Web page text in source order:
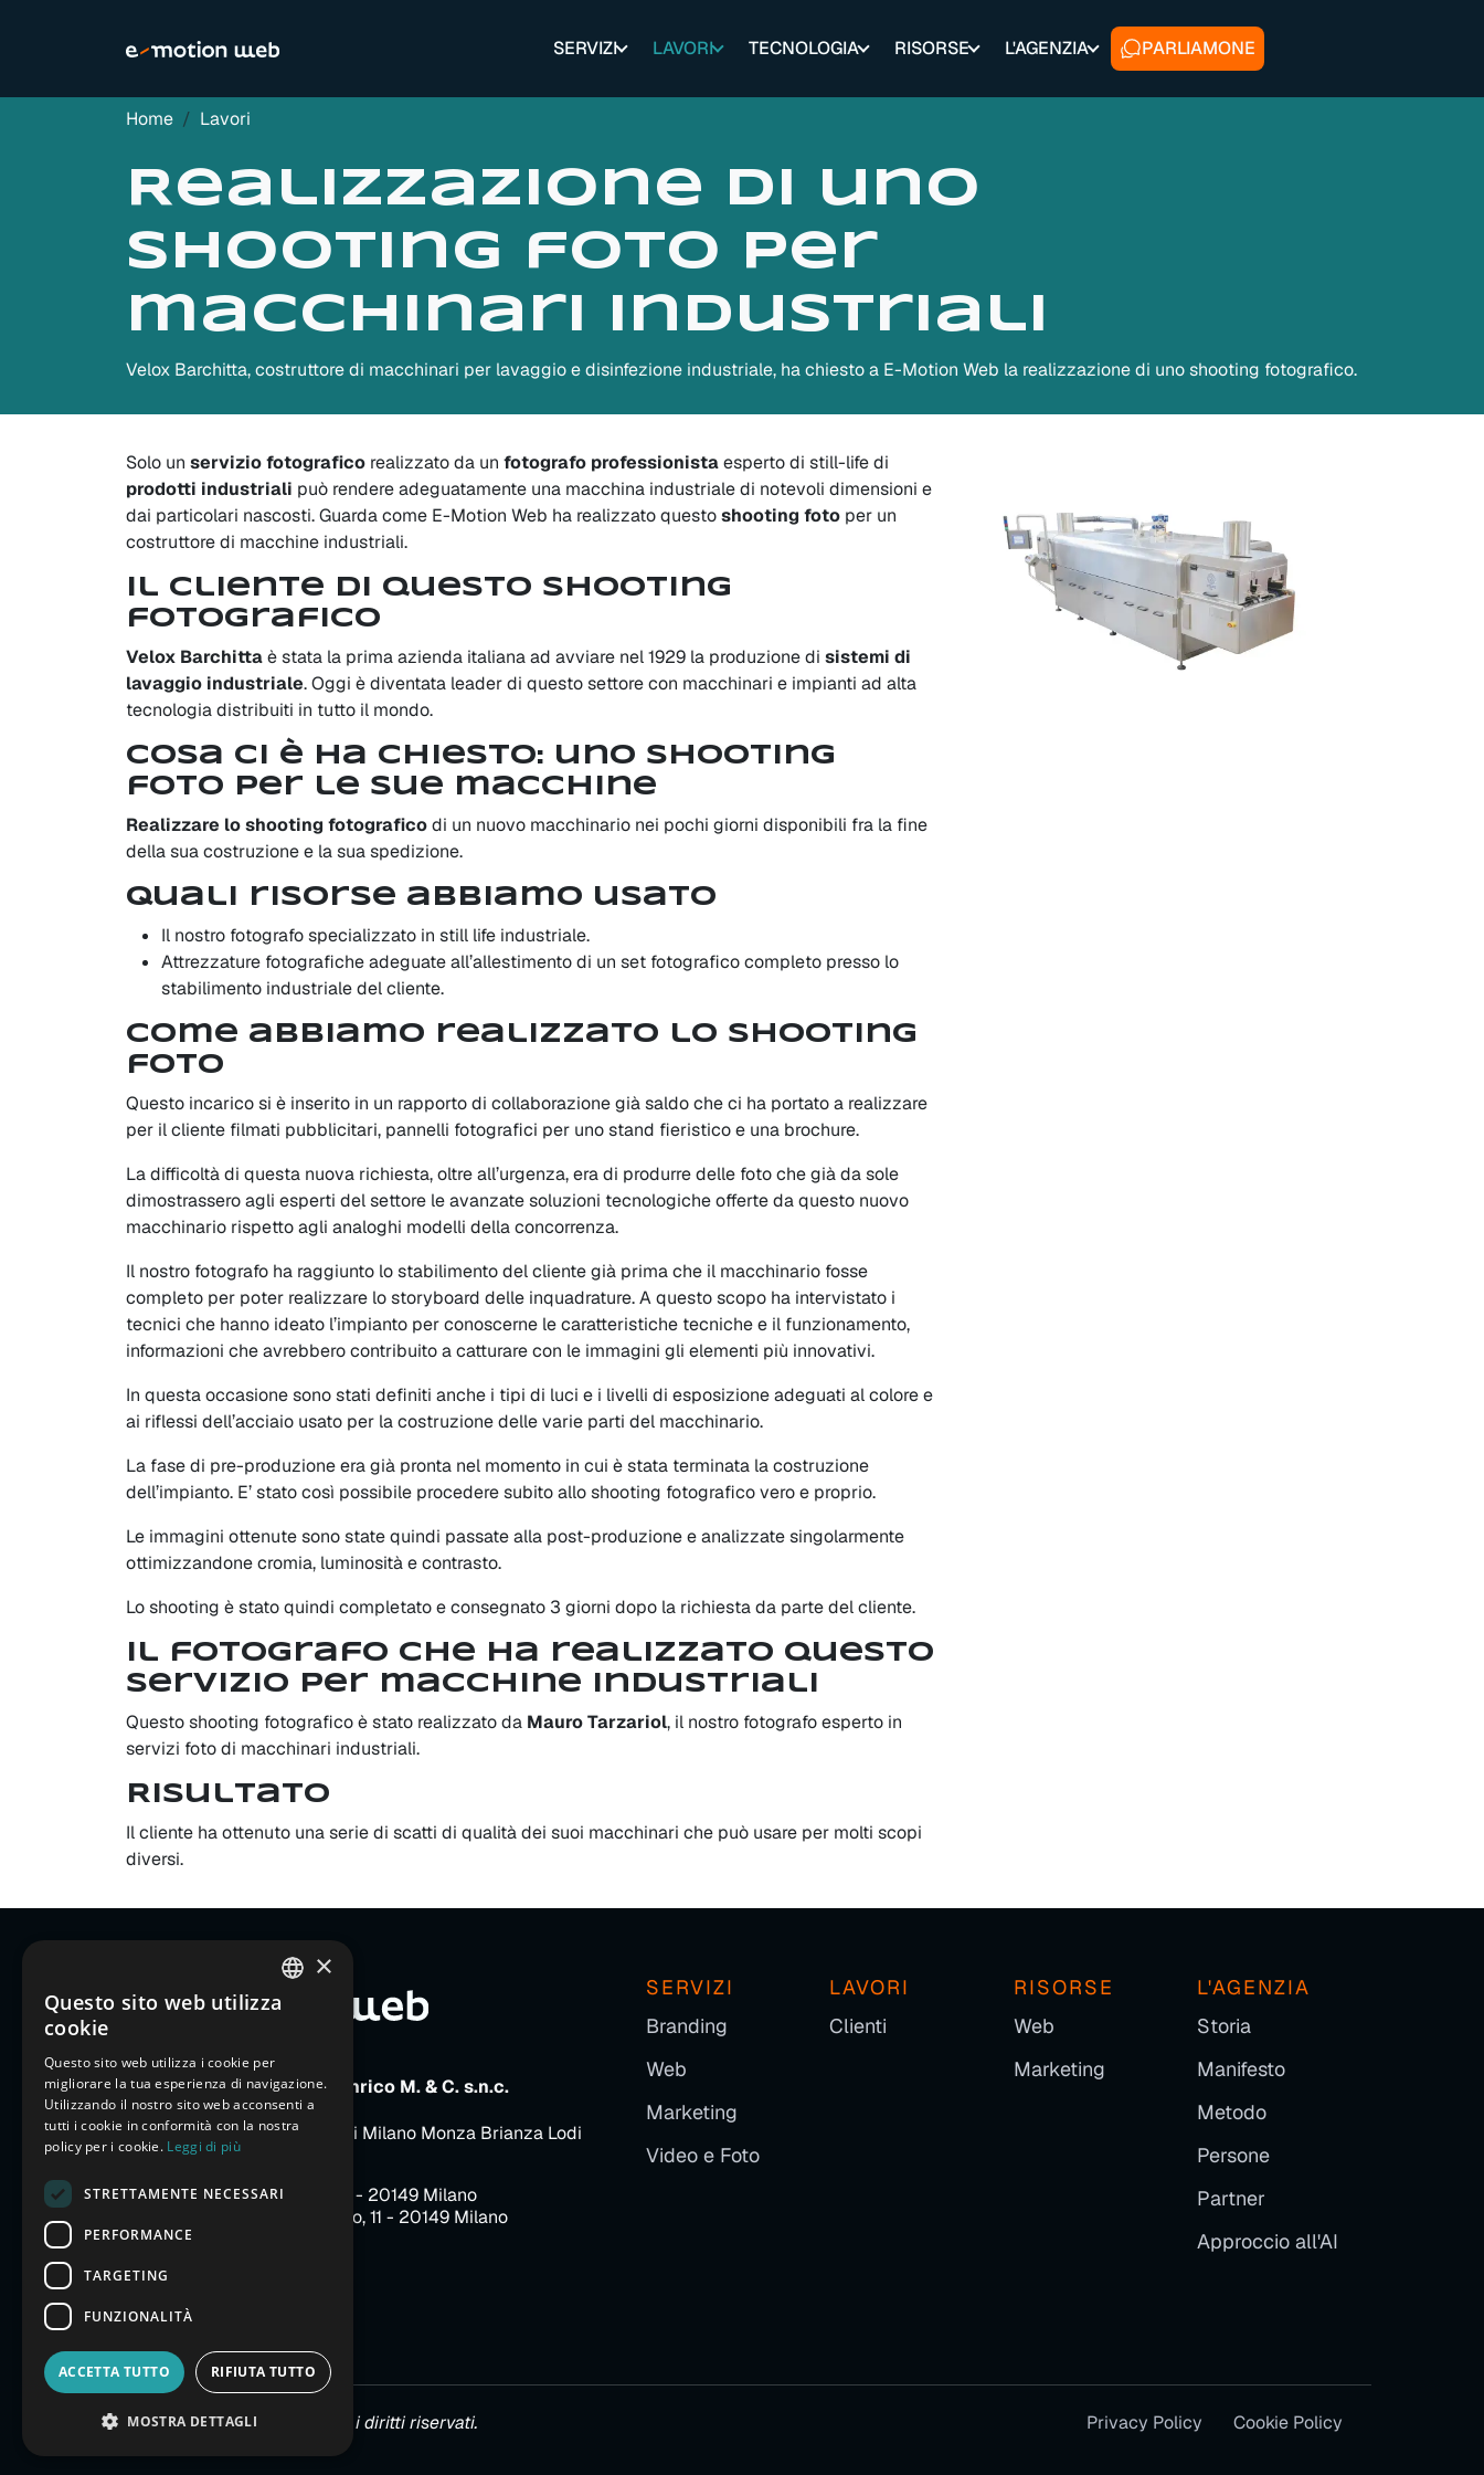
SERVIZI LAVORI TECNOLOGIA RISORSE L'AGENZIA PARLIAMONE
Home Lavori
Realizzazione di uno
shooting foto per
macchinari industriali
Velox Barchitta, costruttore di macchinari per lavaggio e disinfezione industriale, ha chiesto a E-Motion Web la realizzazione di uno shooting fotografico.
Solo un servizio fotografico realizzato da un fotografo professionistaesperto di still-life di
prodotti industriali può rendere adeguatamente una macchina industriale di notevoli dimensioni e
dai particolari nascosti. Guarda come E-Motion Web ha realizzato questoshooting foto per un
costruttore di macchine industriali.
Il cliente di questo shooting
fotografico
Velox Barchittaè stata la prima azienda italiana ad avviare nel 1929 la produzione di sistemi di
lavaggio industriale. Oggi è diventata leader di questo settore con macchinari e impianti ad alta
tecnologia distribuiti in tutto il mondo.
Cosa ci è ha chiesto: uno shooting
foto per le sue macchine
Realizzare lo shooting fotograficodi un nuovo macchinario nei pochi giorni disponibili fra la fine
della sua costruzione e la sua spedizione.
Quali risorse abbiamo usato
Il nostro fotografo specializzato in still life industriale.
Attrezzature fotografiche adeguate all’allestimento di un set fotografico completo presso lo
stabilimento industriale del cliente.
Come abbiamo realizzato lo shooting
foto
Questo incarico si è inserito in un rapporto di collaborazione già saldo che ci ha portato a realizzare
per il cliente filmati pubblicitari, pannelli fotografici per uno stand fieristico e una brochure.
La difficoltà di questa nuova richiesta, oltre all’urgenza, era di produrre delle foto che già da sole
dimostrassero agli esperti del settore le avanzate soluzioni tecnologiche offerte da questo nuovo
macchinario rispetto agli analoghi modelli della concorrenza.
Il nostro fotografo ha raggiunto lo stabilimento del cliente già prima che il macchinario fosse
completo per poter realizzare lo storyboard delle inquadrature. A questo scopo ha intervistato i
tecnici che hanno ideato l’impianto per conoscerne le caratteristiche tecniche e il funzionamento,
informazioni che avrebbero contribuito a catturare con le immagini gli elementi più innovativi.
In questa occasione sono stati definiti anche i tipi di luci e i livelli di esposizione adeguati al colore e
ai riflessi dell’acciaio usato per la costruzione delle varie parti del macchinario.
La fase di pre-produzione era già pronta nel momento in cui è stata terminata la costruzione
dell’impianto. E’ stato così possibile procedere subito allo shooting fotografico vero e proprio.
Le immagini ottenute sono state quindi passate alla post-produzione e analizzate singolarmente
ottimizzandone cromia, luminosità e contrasto.
Lo shooting è stato quindi completato e consegnato 3 giorni dopo la richiesta da parte del cliente.
Il fotografo che ha realizzato questo
servizio per macchine industriali
Questo shooting fotografico è stato realizzato da Mauro Tarzariol, il nostro fotografo esperto in
servizi foto di macchinari industriali.
Risultato
Il cliente ha ottenuto una serie di scatti di qualità dei suoi macchinari che può usare per molti scopi
diversi.
E-Motion Web di Parizzi Enrico M. & C. s.n.c.
P.IVA e C.F. 13366770157
Iscritta al Registro Imprese di Milano Monza Brianza Lodi
REA MI-1643554
Sede legale: p.le Arduino, 3 - 20149 Milano
: p.le Arduino, 11 - 20149 Milano
Milano City Life District
+39 02 8716 7542
SERVIZI
Branding
Web
Marketing
Video e Foto
LAVORI
Clienti
RISORSE
Web
Marketing
L'AGENZIA
Storia
Manifesto
Metodo
Persone
Partner
Approccio all'AI
© 2026 E-Motion Web. Tutti i diritti riservati. Privacy Policy Cookie Policy
ITALIAN
FRENCH
GERMAN
SPANISH
CHINESE (SIMPLIFIED)
×
Questo sito web utilizza
cookie
Questo sito web utilizza i cookie per
migliorare la tua esperienza di navigazione.
Utilizzando il nostro sito web acconsenti a
tutti i cookie in conformità con la nostra
policy per i cookie. Leggi di più
STRETTAMENTE NECESSARI
PERFORMANCE
TARGETING
FUNZIONALITÀ
ACCETTA TUTTO RIFIUTA TUTTO
MOSTRA DETTAGLI